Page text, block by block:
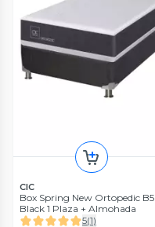
CIC
Box Spring New Ortopedic B5
Black 1 Plaza + Almohada
5(1)